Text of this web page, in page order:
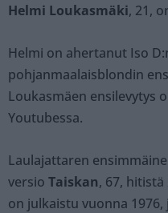
Helmi Loukasmäki, 21,
Helmi on ahertanut Iso
pohjanmaalaisblondin
Loukasmäen ensilevytys
Youtubessa.
Laulajattaren
versio Taiskan, 67, hitistä
on julkaistu vuonna